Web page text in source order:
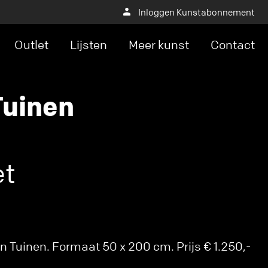
Inloggen Kunstabonnement
Outlet Lijsten Meer kunst Contact
Tuinen. Formaat 50 x 200 cm. Prijs € 1.250,-